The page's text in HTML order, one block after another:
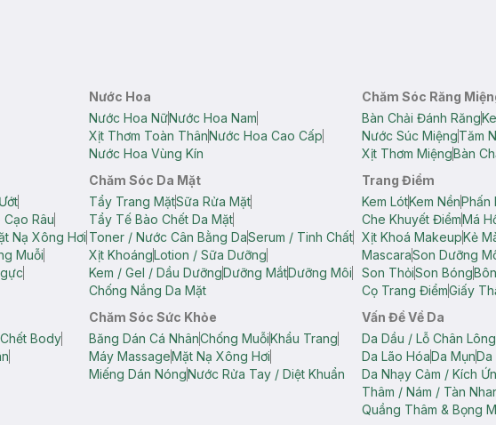
Nước Hoa
Nước Hoa NữNước Hoa Nam
Xịt Thơm Toàn ThânNước Hoa Cao Cấp
Nước Hoa Vùng Kín
Chăm Sóc Răng
Bàn Chải Đánh Răng
Nước Súc MiệngTăm
Xịt Thơm MiệngBàn
Cạo Râu
Nạ Xông Hơi
Muỗi
Chăm Sóc Da Mặt
Tẩy Trang MặtSữa Rửa Mặt
Tẩy Tế Bào Chết Da Mặt
Toner / Nước Cân Bằng DaSerum / Tinh Chất
Xịt KhoángLotion / Sữa Dưỡng
Kem / Gel / Dầu DưỡngDưỡng MắtDưỡng Môi
Chống Nắng Da Mặt
Trang Điểm
Kem LótKem NềnPhấn
Che Khuyết ĐiểmMá
Xịt Khoá MakeupKẻ
MascaraSon Dưỡng
Son ThỏiSon Bóng
Cọ Trang ĐiểmGiấy
Body
Chăm Sóc Sức Khỏe
Băng Dán Cá NhânChống MuỗiKhẩu Trang
Máy MassageMặt Nạ Xông Hơi
Miếng Dán NóngNước Rửa Tay / Diệt Khuẩn
Vấn Đề Về Da
Da Dầu / Lỗ Chân
Da Lão HóaDa MụnDa
Da Nhạy Cảm / Kích
Thâm / Nám / Tàn
Quầng Thâm & Bọng